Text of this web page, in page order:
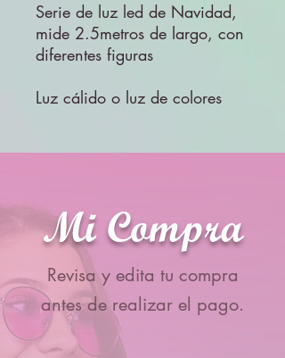
Serie de luz led de Navidad,
mide 2.5metros de largo, con
diferentes figuras
Luz cálido o luz de colores
Mi Compra
Revisa y edita tu compra
antes de realizar el pago.